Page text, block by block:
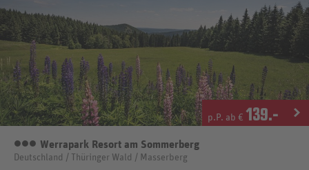
p.P. ab € 139.-
3 Sterne
Werrapark Resort am Sommerberg
Deutschland / Thüringer Wald / Masserberg